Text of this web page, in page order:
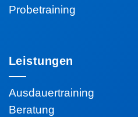
Probetraining
Leistungen
Ausdauertraining
Beratung